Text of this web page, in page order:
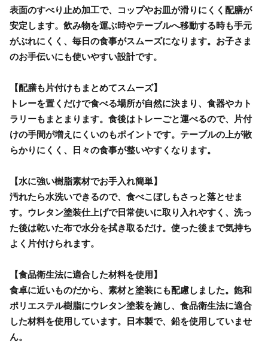
表面のすべり止め加工で、コップやお皿が滑りにくく配膳が
安定します。飲み物を運ぶ時やテーブルへ移動する時も手元
がぶれにくく、毎日の食事がスムーズになります。お子さま
のお手伝いにも使いやすい設計です。
【配膳も片付けもまとめてスムーズ】
トレーを置くだけで食べる場所が自然に決まり、食器やカト
ラリーもまとまります。食後はトレーごと運べるので、片付
けの手間が増えにくいのもポイントです。テーブルの上が散
らかりにくく、日々の食事が整いやすくなります。
【水に強い樹脂素材でお手入れ簡単】
汚れたら水洗いできるので、食べこぼしもさっと落とせま
す。ウレタン塗装仕上げで日常使いに取り入れやすく、洗っ
た後は乾いた布で水分を拭き取るだけ。使った後まで気持ち
よく片付けられます。
【食品衛生法に適合した材料を使用】
食卓に近いものだから、素材と塗装にも配慮しました。飽和
ポリエステル樹脂にウレタン塗装を施し、食品衛生法に適合
した材料を使用しています。日本製で、鉛を使用していませ
ん。